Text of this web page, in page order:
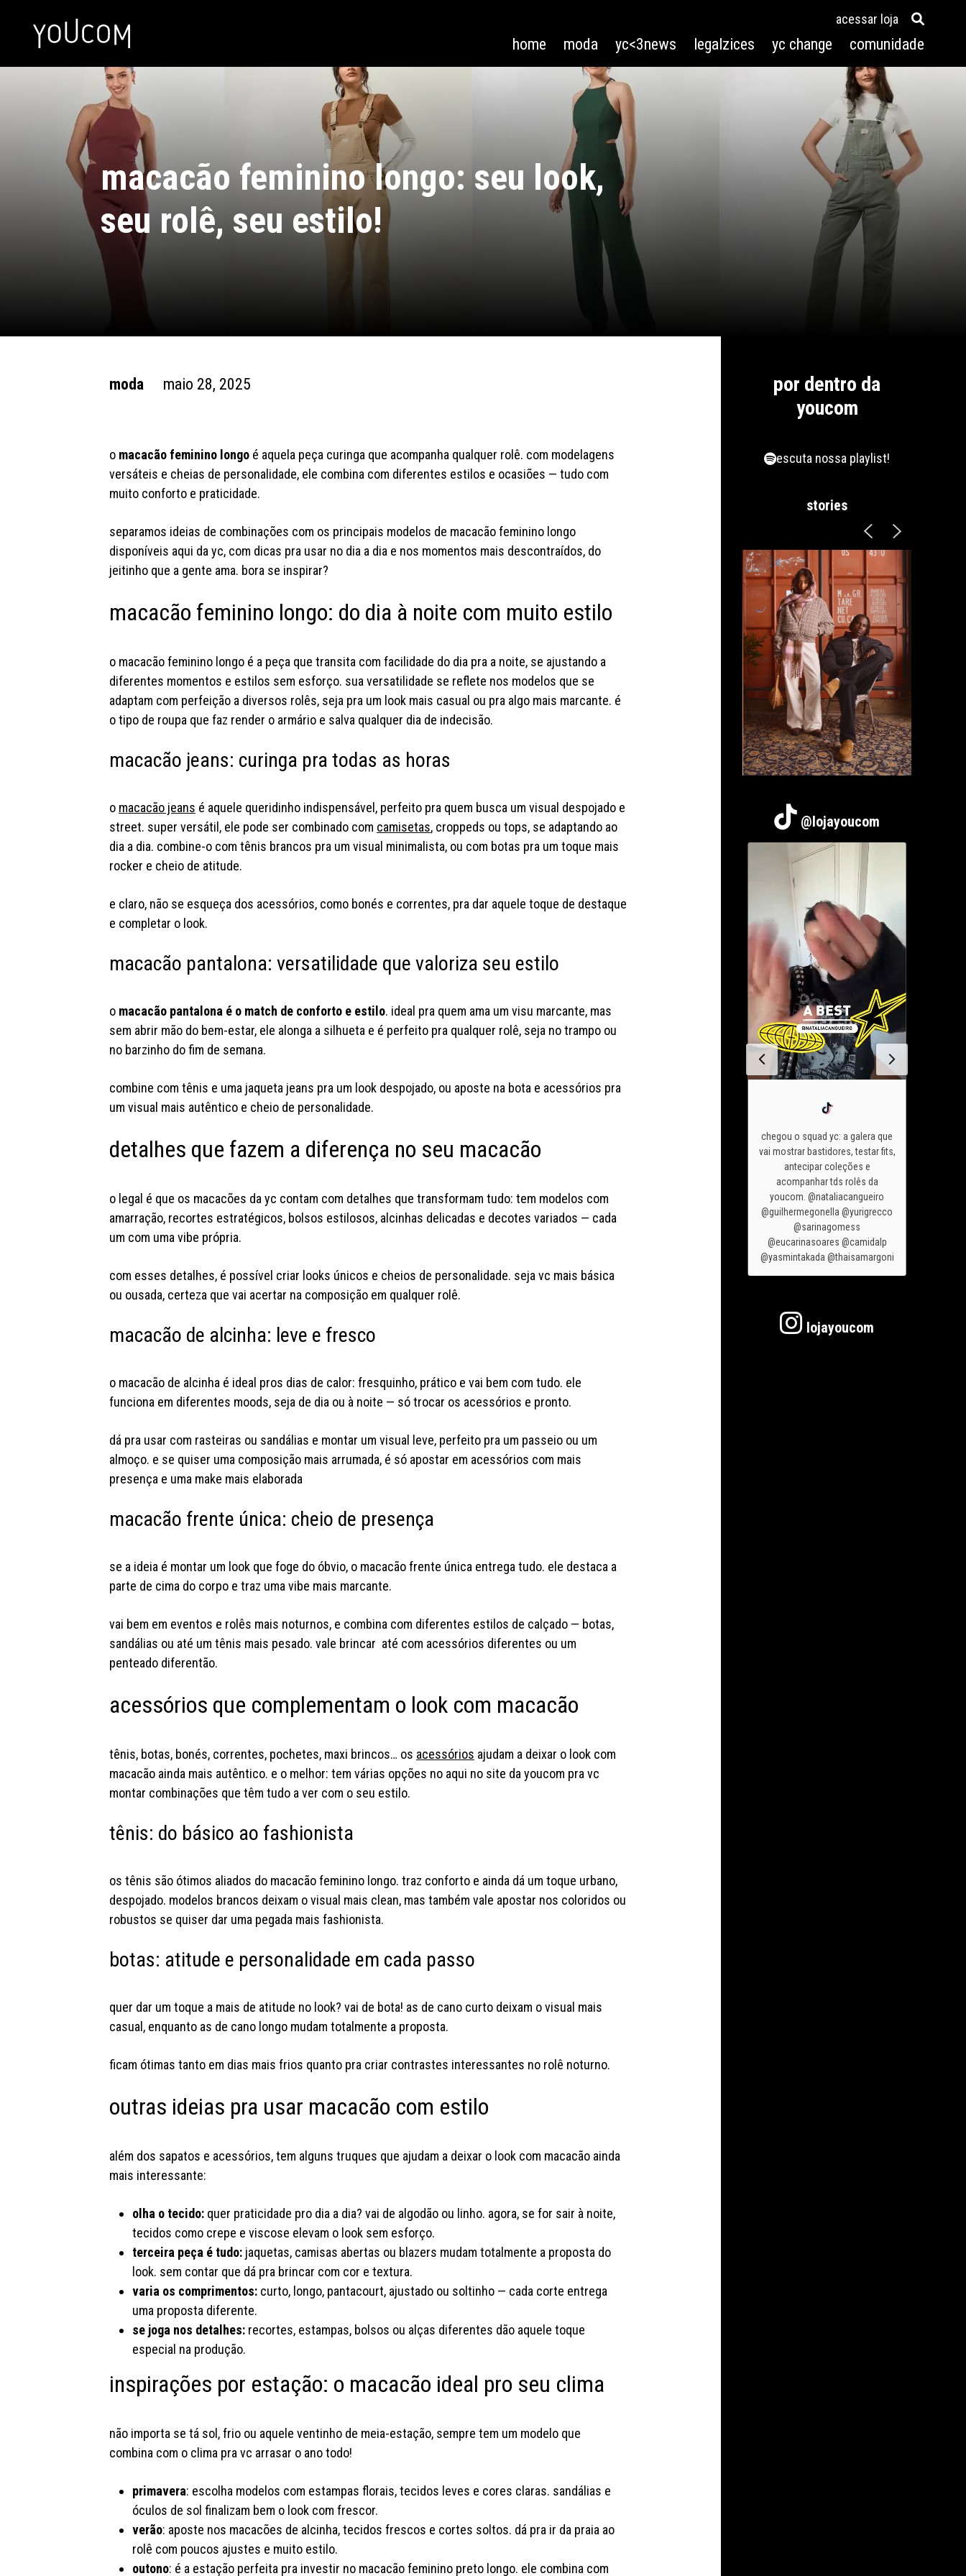
home moda yc<3news legalzices yc change comunidade
acessar loja
macacão feminino longo: seu look,
seu rolê, seu estilo!
moda maio 28, 2025
o macacão feminino longoé aquela peça curinga que acompanha qualquer rolê. com modelagens
versáteis e cheias de personalidade, ele combina com diferentes estilos e ocasiões — tudo com
muito conforto e praticidade.
separamos ideias de combinações com os principais modelos de macacão feminino longo
disponíveis aqui da yc, com dicas pra usar no dia a dia e nos momentos mais descontraídos, do
jeitinho que a gente ama. bora se inspirar?
macacão feminino longo: do dia à noite com muito estilo
o macacão feminino longo é a peça que transita com facilidade do dia pra a noite, se ajustando a
diferentes momentos e estilos sem esforço. sua versatilidade se reflete nos modelos que se
adaptam com perfeição a diversos rolês, seja pra um look mais casual ou pra algo mais marcante. é
o tipo de roupa que faz render o armário e salva qualquer dia de indecisão.
macacão jeans: curinga pra todas as horas
o macacão jeans é aquele queridinho indispensável, perfeito pra quem busca um visual despojado e
street. super versátil, ele pode ser combinado com camisetas, croppeds ou tops, se adaptando ao
dia a dia. combine-o com tênis brancos pra um visual minimalista, ou com botas pra um toque mais
rocker e cheio de atitude.
e claro, não se esqueça dos acessórios, como bonés e correntes, pra dar aquele toque de destaque
e completar o look.
macacão pantalona: versatilidade que valoriza seu estilo
o macacão pantalona é o match de conforto e estilo. ideal pra quem ama um visu marcante, mas
sem abrir mão do bem-estar, ele alonga a silhueta e é perfeito pra qualquer rolê, seja no trampo ou
no barzinho do fim de semana.
combine com tênis e uma jaqueta jeans pra um look despojado, ou aposte na bota e acessórios pra
um visual mais autêntico e cheio de personalidade.
detalhes que fazem a diferença no seu macacão
o legal é que os macacões da yc contam com detalhes que transformam tudo: tem modelos com
amarração, recortes estratégicos, bolsos estilosos, alcinhas delicadas e decotes variados — cada
um com uma vibe própria.
com esses detalhes, é possível criar looks únicos e cheios de personalidade. seja vc mais básica
ou ousada, certeza que vai acertar na composição em qualquer rolê.
macacão de alcinha: leve e fresco
o macacão de alcinha é ideal pros dias de calor: fresquinho, prático e vai bem com tudo. ele
funciona em diferentes moods, seja de dia ou à noite — só trocar os acessórios e pronto.
dá pra usar com rasteiras ou sandálias e montar um visual leve, perfeito pra um passeio ou um
almoço. e se quiser uma composição mais arrumada, é só apostar em acessórios com mais
presença e uma make mais elaborada
macacão frente única: cheio de presença
se a ideia é montar um look que foge do óbvio, o macacão frente única entrega tudo. ele destaca a
parte de cima do corpo e traz uma vibe mais marcante.
vai bem em eventos e rolês mais noturnos, e combina com diferentes estilos de calçado — botas,
sandálias ou até um tênis mais pesado. vale brincar até com acessórios diferentes ou um
penteado diferentão.
acessórios que complementam o look com macacão
tênis, botas, bonés, correntes, pochetes, maxi brincos… os acessórios ajudam a deixar o look com
macacão ainda mais autêntico. e o melhor: tem várias opções no aqui no site da youcom pra vc
montar combinações que têm tudo a ver com o seu estilo.
tênis: do básico ao fashionista
os tênis são ótimos aliados do macacão feminino longo. traz conforto e ainda dá um toque urbano,
despojado. modelos brancos deixam o visual mais clean, mas também vale apostar nos coloridos ou
robustos se quiser dar uma pegada mais fashionista.
botas: atitude e personalidade em cada passo
quer dar um toque a mais de atitude no look? vai de bota! as de cano curto deixam o visual mais
casual, enquanto as de cano longo mudam totalmente a proposta.
ficam ótimas tanto em dias mais frios quanto pra criar contrastes interessantes no rolê noturno.
outras ideias pra usar macacão com estilo
além dos sapatos e acessórios, tem alguns truques que ajudam a deixar o look com macacão ainda
mais interessante:
olha o tecido: quer praticidade pro dia a dia? vai de algodão ou linho. agora, se for sair à noite,
tecidos como crepe e viscose elevam o look sem esforço.
terceira peça é tudo:jaquetas, camisas abertas ou blazers mudam totalmente a proposta do
look. sem contar que dá pra brincar com cor e textura.
varia os comprimentos:curto, longo, pantacourt, ajustado ou soltinho — cada corte entrega
uma proposta diferente.
se joga nos detalhes:recortes, estampas, bolsos ou alças diferentes dão aquele toque
especial na produção.
inspirações por estação: o macacão ideal pro seu clima
não importa se tá sol, frio ou aquele ventinho de meia-estação, sempre tem um modelo que
combina com o clima pra vc arrasar o ano todo!
primavera: escolha modelos com estampas florais, tecidos leves e cores claras. sandálias e
óculos de sol finalizam bem o look com frescor.
verão: aposte nos macacões de alcinha, tecidos frescos e cortes soltos. dá pra ir da praia ao
rolê com poucos ajustes e muito estilo.
outono: é a estação perfeita pra investir no macacão feminino preto longo. ele combina com
por dentro da
youcom
escuta nossa playlist!
stories
@lojayoucom
qual deles vc usaria sem pensar
duas vezes? #youcom
gnt qual vc já quer apostar?
#youcom #lojayoucom
chegou o squad yc: a galera que
vai mostrar bastidores, testar fits,
antecipar coleções e
acompanhar tds rolês da
youcom. @nataliacangueiro
@guilhermegonella @yurigrecco
@sarinagomess
@eucarinasoares @camidalp
@yasmintakada @thaisamargoni
lojayoucom